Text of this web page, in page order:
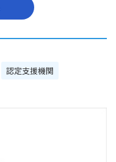
認定支援機関